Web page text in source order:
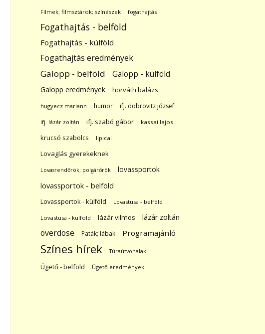
Filmek; filmsztárok; színészek fogathajtás
Fogathajtás - belföld
Fogathajtás - külföld
Fogathajtás eredmények
Galopp - belföld Galopp - külföld
Galopp eredmények horváth balázs
hugyecz mariann humor ifj. dobrovitz józsef
ifj. lázár zoltán ifj. szabó gábor kassai lajos
krucsó szabolcs lipicai
Lovaglás gyerekeknek
Lovasrendőrök; polgárőrök
lovassportok
lovassportok - belföld
Lovassportok - külföld Lovastusa - belföld
Lovastusa - külföld lázár vilmos lázár zoltán
overdose Paták; lábak Programajánló
Színes hírek Túraútvonalak
Ügető - belföld Ügető eredmények